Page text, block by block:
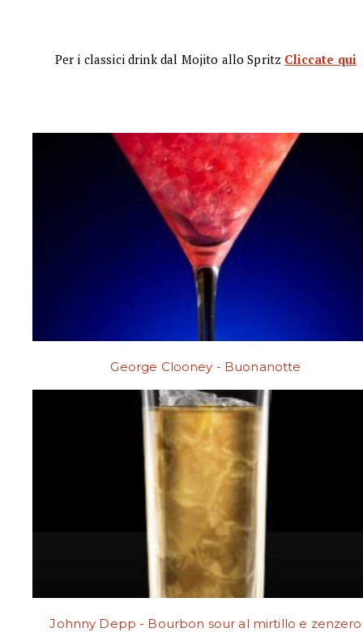
Per i classici drink dal Mojito allo Spritz Cliccate qui
George Clooney - Buonanotte
Johnny Depp - Bourbon sour al mirtillo e zenzero